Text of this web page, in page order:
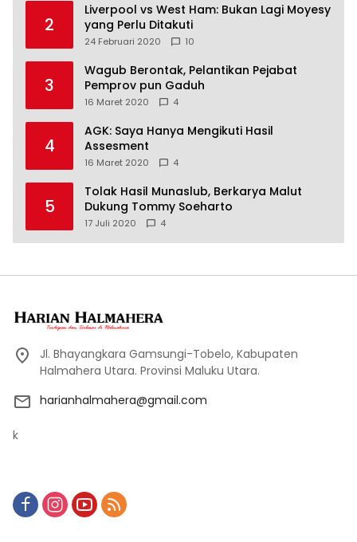
2
Liverpool vs West Ham: Bukan Lagi Moyesy
yang Perlu Ditakuti
24 Februari 2020 10
3
Wagub Berontak, Pelantikan Pejabat
Pemprov pun Gaduh
16 Maret 2020 4
4
AGK: Saya Hanya Mengikuti Hasil
Assesment
16 Maret 2020 4
5
Tolak Hasil Munaslub, Berkarya Malut
Dukung Tommy Soeharto
17 Juli 2020 4
Jl. Bhayangkara Gamsungi-Tobelo, Kabupaten
Halmahera Utara. Provinsi Maluku Utara.
harianhalmahera@gmail.com
k